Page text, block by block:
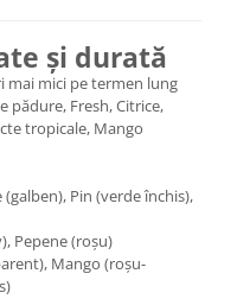
și durată
mai mici pe termen lung
pădure, Fresh, Citrice,
tropicale, Mango
Pin (verde închis),
Pepene (roșu)
Mango (roșu-